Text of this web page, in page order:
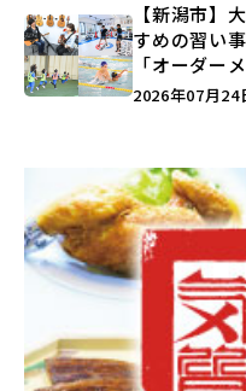
【新潟市】
すめの習い
「オーダー
キックボク
2026年07月24